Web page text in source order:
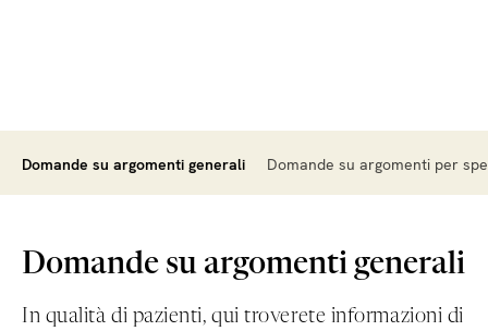
Domande su argomenti generali Domande su argomenti per
Domande su argomenti generali
In qualità di pazienti, qui troverete informazioni di